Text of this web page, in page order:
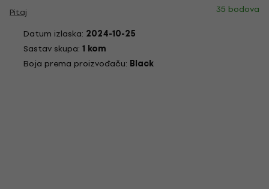
Pitaj
35 bodova
Datum izlaska: 2024-10-25
Sastav skupa: 1 kom
Boja prema proizvođaču: Black